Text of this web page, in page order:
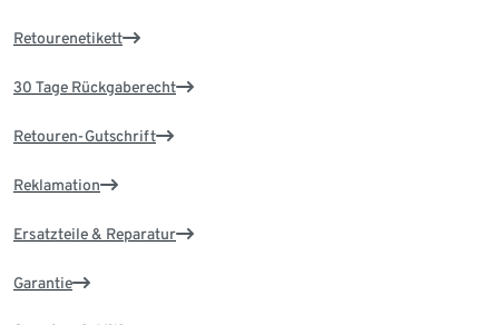
Retourenetikett
30 Tage Rückgaberecht
Retouren-Gutschrift
Reklamation
Ersatzteile & Reparatur
Garantie